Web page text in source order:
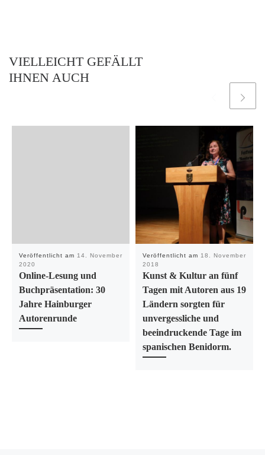
VIELLEICHT GEFÄLLT
IHNEN AUCH
Veröffentlicht am 14. November
2020
Online-Lesung und
Buchpräsentation: 30
Jahre Hainburger
Autorenrunde
Veröffentlicht am 18. November
2018
Kunst & Kultur an fünf
Tagen mit Autoren aus 19
Ländern sorgten für
unvergessliche und
beeindruckende Tage im
spanischen Benidorm.